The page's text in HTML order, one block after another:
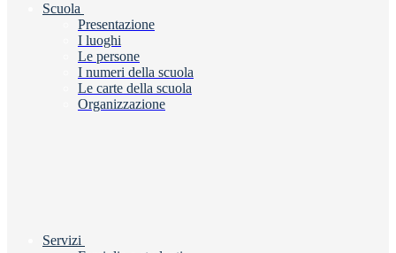
Scuola
Presentazione
I luoghi
Le persone
I numeri della scuola
Le carte della scuola
Organizzazione
Servizi